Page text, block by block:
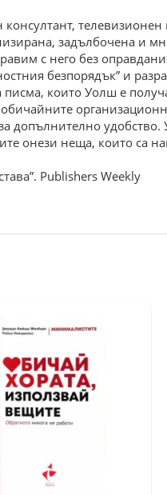
задълбочена и
с него без
безпорядък” и
които Уолш е
допълнително
онези неща, които са
Publishers Weekly